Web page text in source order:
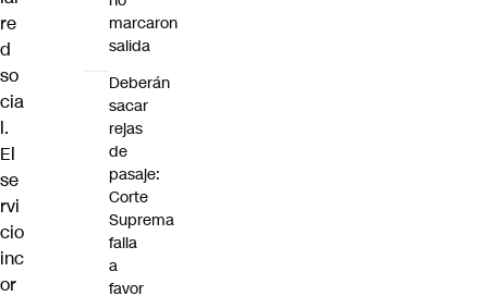
re
d
so
cia
l.
El
se
rvi
cio
inc
or
marcaron
salida
Deberán
sacar
rejas
de
pasaje:
Corte
Suprema
falla
a
favor